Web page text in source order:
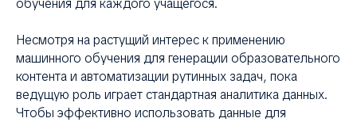
обучения для каждого учащегося.
Несмотря на растущий интерес к применению
машинного обучения для генерации образовательного
контента и автоматизации рутинных задач, пока
ведущую роль играет стандартная аналитика данных.
Чтобы эффективно использовать данные для